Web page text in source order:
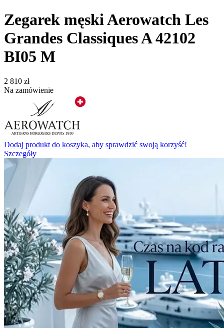
Zegarek męski Aerowatch Les
Grandes Classiques A 42102
BI05 M
‍2 810‍ zł
Na zamówienie
Dodaj produkt do koszyka, aby sprawdzić swoją korzyść!
Szczegóły